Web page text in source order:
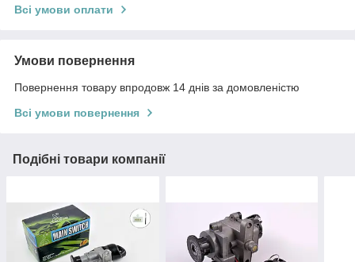
Всі умови оплати
Умови повернення
Повернення товару впродовж 14 днів за домовленістю
Всі умови повернення
Подібні товари компанії